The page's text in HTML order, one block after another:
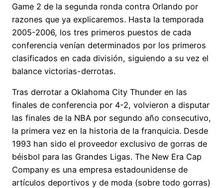
Game 2 de la segunda ronda contra Orlando por
razones que ya explicaremos. Hasta la temporada
2005-2006, los tres primeros puestos de cada
conferencia venían determinados por los primeros
clasificados en cada división, siguiendo a su vez el
balance victorias-derrotas.
Tras derrotar a Oklahoma City Thunder en las
finales de conferencia por 4-2, volvieron a disputar
las finales de la NBA por segundo año consecutivo,
la primera vez en la historia de la franquicia. Desde
1993 han sido el proveedor exclusivo de gorras de
béisbol para las Grandes Ligas. The New Era Cap
Company es una empresa estadounidense de
artículos deportivos y de moda (sobre todo gorras)